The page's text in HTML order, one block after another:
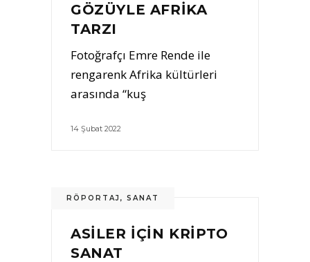
GÖZÜYLE AFRIKA
TARZI
Fotoğrafçı Emre Rende ile
rengarenk Afrika kültürleri
arasında “kuş
14 Şubat 2022
RÖPORTAJ , SANAT
ASILER İÇIN KRIPTO
SANAT